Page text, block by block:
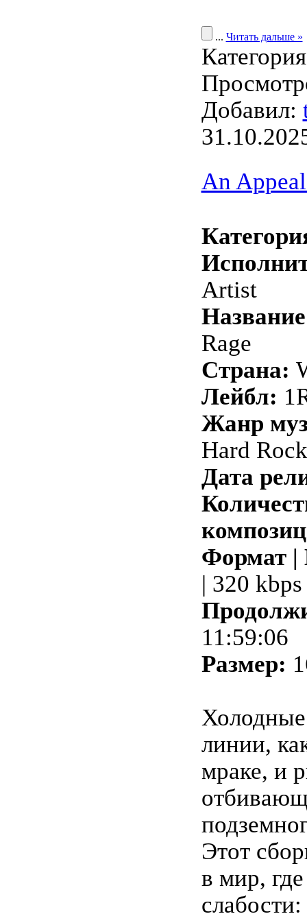
... Читать дальше »
Добавил:
An
Artist
Rage
Страна:
Лейбл:
Жанр
Hard Rock
Дата
Формат |
| 320 kbps
11:59:06
Размер:
линии,
мраке, и
Этот
в мир,
слабости: